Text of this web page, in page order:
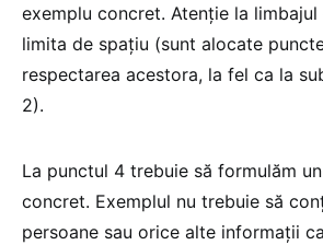
exemplu concret. Atenție la
limita de spațiu (sunt alocate
respectarea acestora, la fel ca la
2).
La punctul 4 trebuie să formulăm
concret. Exemplul nu trebuie să
persoane sau orice alte informații